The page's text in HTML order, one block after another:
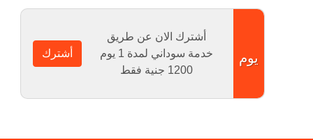
يوم
أشترك الان عن طريق
خدمة سوداني لمدة 1 يوم
1200 جنية فقط
أشترك